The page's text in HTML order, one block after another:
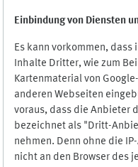
Einbindung von Diensten
Es kann vorkommen,
Inhalte Dritter, wie zum
Kartenmaterial von
anderen Webseiten
voraus, dass die Anbieter
bezeichnet als "Dritt-
nehmen. Denn ohne die
nicht an den Browser des